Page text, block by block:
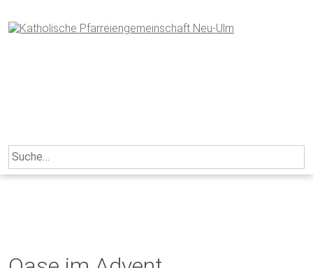
to
content
Search
for: